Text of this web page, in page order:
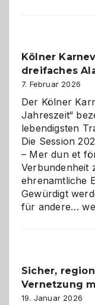
Kölner
dreifaches
7. Februar 2026
Der Kölner
Jahreszeit“
lebendigsten
Die Session
– Mer dun et
Verbundenheit
ehrenamtliche
Gewürdigt
für andere…
ein
Sicher,
Vernetzung
19. Januar 2026